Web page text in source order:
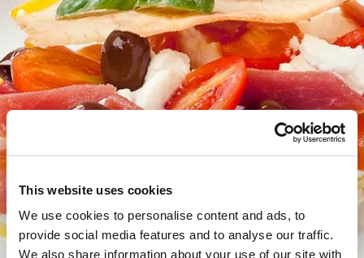
This website uses cookies
We use cookies to personalise content and ads, to
provide social media features and to analyse our traffic.
We also share information about your use of our site with